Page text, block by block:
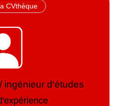
CVthèque
ingénieur d'études